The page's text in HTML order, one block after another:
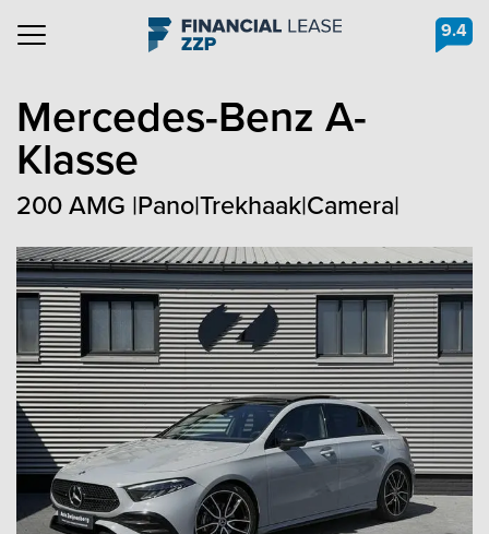
Navigation 9.4
Mercedes-Benz A-
Klasse
200 AMG |Pano|Trekhaak|Camera|